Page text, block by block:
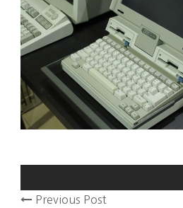
Previous Post